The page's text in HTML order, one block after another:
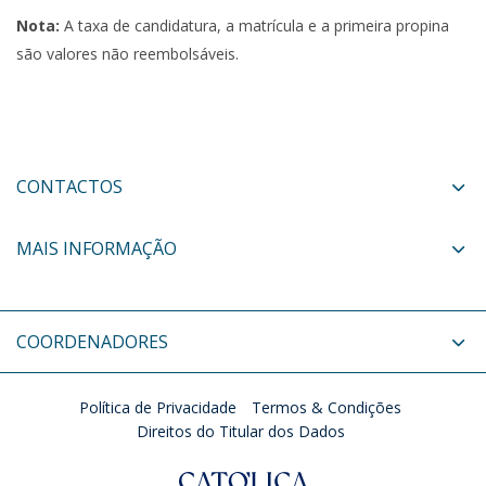
Nota: A taxa de candidatura, a matrícula e a primeira propina
são valores não reembolsáveis.
CONTACTOS
MAIS INFORMAÇÃO
COORDENADORES
Política de Privacidade
Termos & Condições
Direitos do Titular dos Dados